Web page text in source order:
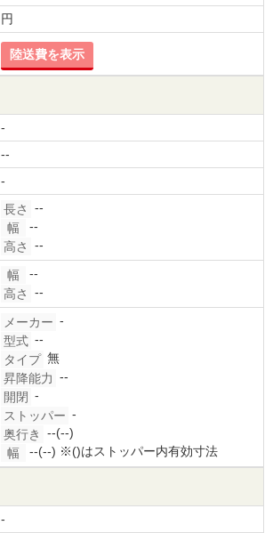
円
陸送費を表示
-
--
-
長さ
--
幅
--
高さ
--
幅
--
高さ
--
メーカー -
型式 --
タイプ 無
昇降能力 --
開閉 -
ストッパー -
奥行き
--(--)
幅
--(--) ※()はストッパー内有効寸法
-